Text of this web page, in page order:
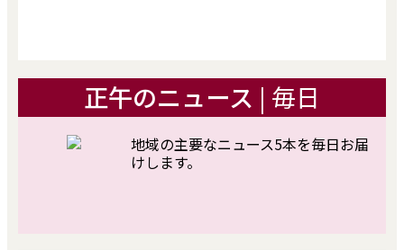
正午のニュース | 毎日
地域の主要なニュース5本を毎日お届
けします。